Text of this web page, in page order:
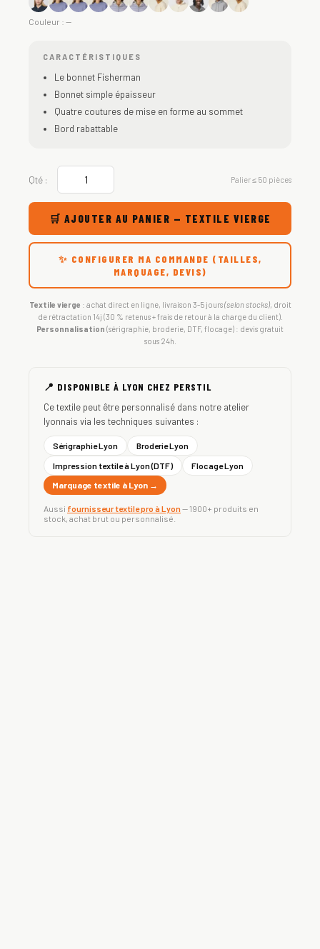
Couleur : —
CARACTÉRISTIQUES
Le bonnet Fisherman
Bonnet simple épaisseur
Quatre coutures de mise en forme au sommet
Bord rabattable
Qté : Palier ≤ 50 pièces
🛒 AJOUTER AU PANIER — TEXTILE VIERGE
✨ CONFIGURER MA COMMANDE (TAILLES,
MARQUAGE, DEVIS)
Textile vierge : achat direct en ligne, livraison 3-5 jours(selon stocks), droit
de rétractation 14j (30 % retenus + frais de retour à la charge du client).
Personnalisation (sérigraphie, broderie, DTF, flocage) : devis gratuit
sous 24h.
📍 DISPONIBLE À LYON CHEZ PERSTIL
Ce textile peut être personnalisé dans notre atelier
lyonnais via les techniques suivantes :
Sérigraphie Lyon
Broderie Lyon
Impression textile à Lyon (DTF)
Flocage Lyon
Marquage textile à Lyon →
Aussi fournisseur textile pro à Lyon— 1900+ produits en
stock, achat brut ou personnalisé.